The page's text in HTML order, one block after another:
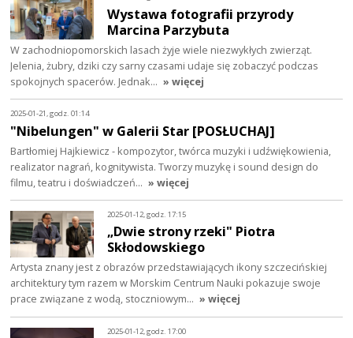
Wystawa fotografii przyrody
Marcina Parzybuta
W zachodniopomorskich lasach żyje wiele niezwykłych zwierząt.
Jelenia, żubry, dziki czy sarny czasami udaje się zobaczyć podczas
spokojnych spacerów. Jednak… » więcej
2025-01-21, godz. 01:14
"Nibelungen" w Galerii Star [POSŁUCHAJ]
Bartłomiej Hajkiewicz - kompozytor, twórca muzyki i udźwiękowienia,
realizator nagrań, kognitywista. Tworzy muzykę i sound design do
filmu, teatru i doświadczeń… » więcej
2025-01-12, godz. 17:15
„Dwie strony rzeki" Piotra
Skłodowskiego
Artysta znany jest z obrazów przedstawiających ikony szczecińskiej
architektury tym razem w Morskim Centrum Nauki pokazuje swoje
prace związane z wodą, stoczniowym… » więcej
2025-01-12, godz. 17:00